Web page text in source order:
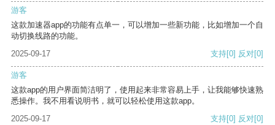
游客
这款加速器app的功能有点单一，可以增加一些新功能，比如增加一个自
动切换线路的功能。
2025-09-17
支持[0] 反对[0]
游客
这款app的用户界面简洁明了，使用起来非常容易上手，让我能够快速熟
悉操作。我不用看说明书，就可以轻松使用这款app。
2025-09-17
支持[0] 反对[0]